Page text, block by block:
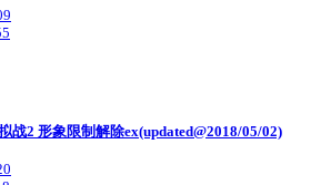
战2 形象限制解除ex(updated@2018/05/02)